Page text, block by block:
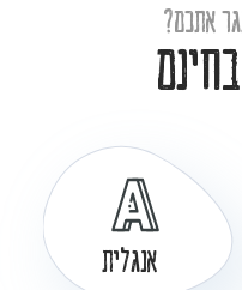
אתכם?
אנגלית